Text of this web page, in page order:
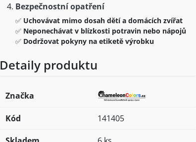
Bezpečnostní opatření
✅ Uchovávat mimo dosah dětí a domácích zvířat
✅ Neponechávat v blízkosti potravin nebo nápojů
✅ Dodržovat pokyny na etiketě výrobku
Detaily produktu
Značka
Kód 141405